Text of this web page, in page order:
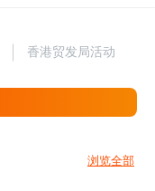
香港贸发局活动
浏览全部